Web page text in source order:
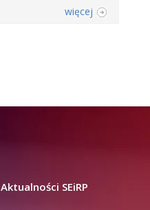
więcej
Aktualności SEiRP